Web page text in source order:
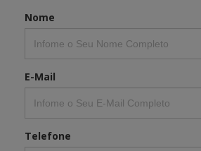
Nome
E-Mail
Telefone